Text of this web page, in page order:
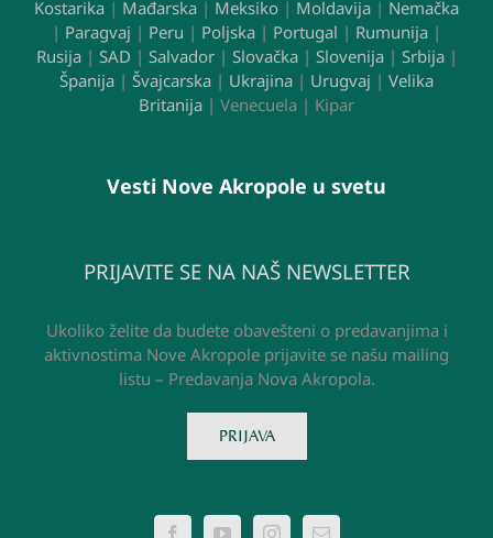
Kostarika | Mađarska | Meksiko | Moldavija | Nemačka
| Paragvaj | Peru | Poljska | Portugal | Rumunija |
Rusija| SAD | Salvador| Slovačka| Slovenija| Srbija|
Španija | Švajcarska | Ukrajina | Urugvaj | Velika
Britanija | Venecuela | Kipar
Vesti Nove Akropole u svetu
PRIJAVITE SE NA NAŠ NEWSLETTER
Ukoliko želite da budete obavešteni o predavanjima i
aktivnostima Nove Akropole prijavite se našu mailing
listu – Predavanja Nova Akropola.
PRIJAVA